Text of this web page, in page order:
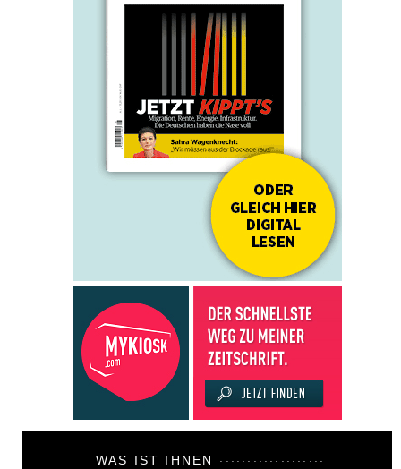
WAS IST IHNEN